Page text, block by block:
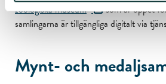
zoologiska museum
som är öppet
samlingarna är tillgängliga digitalt via
Mynt- och